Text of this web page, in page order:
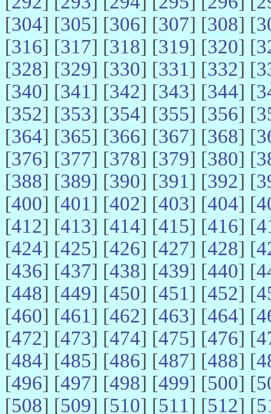
[304] [305] [306] [307] [308] [
[316] [317] [318] [319] [320] [
[328] [329] [330] [331] [332] [
[340] [341] [342] [343] [344] [
[352] [353] [354] [355] [356] [
[364] [365] [366] [367] [368] [
[376] [377] [378] [379] [380] [
[388] [389] [390] [391] [392] [
[400] [401] [402] [403] [404] [
[412] [413] [414] [415] [416] [
[424] [425] [426] [427] [428] [
[436] [437] [438] [439] [440] [
[448] [449] [450] [451] [452] [
[460] [461] [462] [463] [464] [
[472] [473] [474] [475] [476] [
[484] [485] [486] [487] [488] [
[496] [497] [498] [499] [500] [
[508] [509] [510] [511] [512] [